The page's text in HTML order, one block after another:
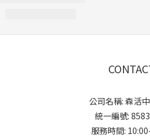
公司名稱: 森活
統一編號:
服務時間: